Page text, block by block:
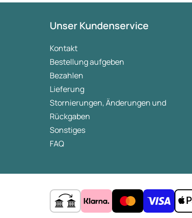
Unser Kundenservice
Kontakt
Bestellung aufgeben
Bezahlen
Lieferung
Stornierungen, Änderungen und
Rückgaben
Sonstiges
FAQ